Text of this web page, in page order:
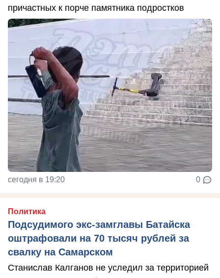
причастных к порче памятника подростков
сегодня в 19:20 0
Политика
Подсудимого экс-замглавы Батайска
оштрафовали на 70 тысяч рублей за
свалку на Самарском
Станислав Калганов не уследил за территорией